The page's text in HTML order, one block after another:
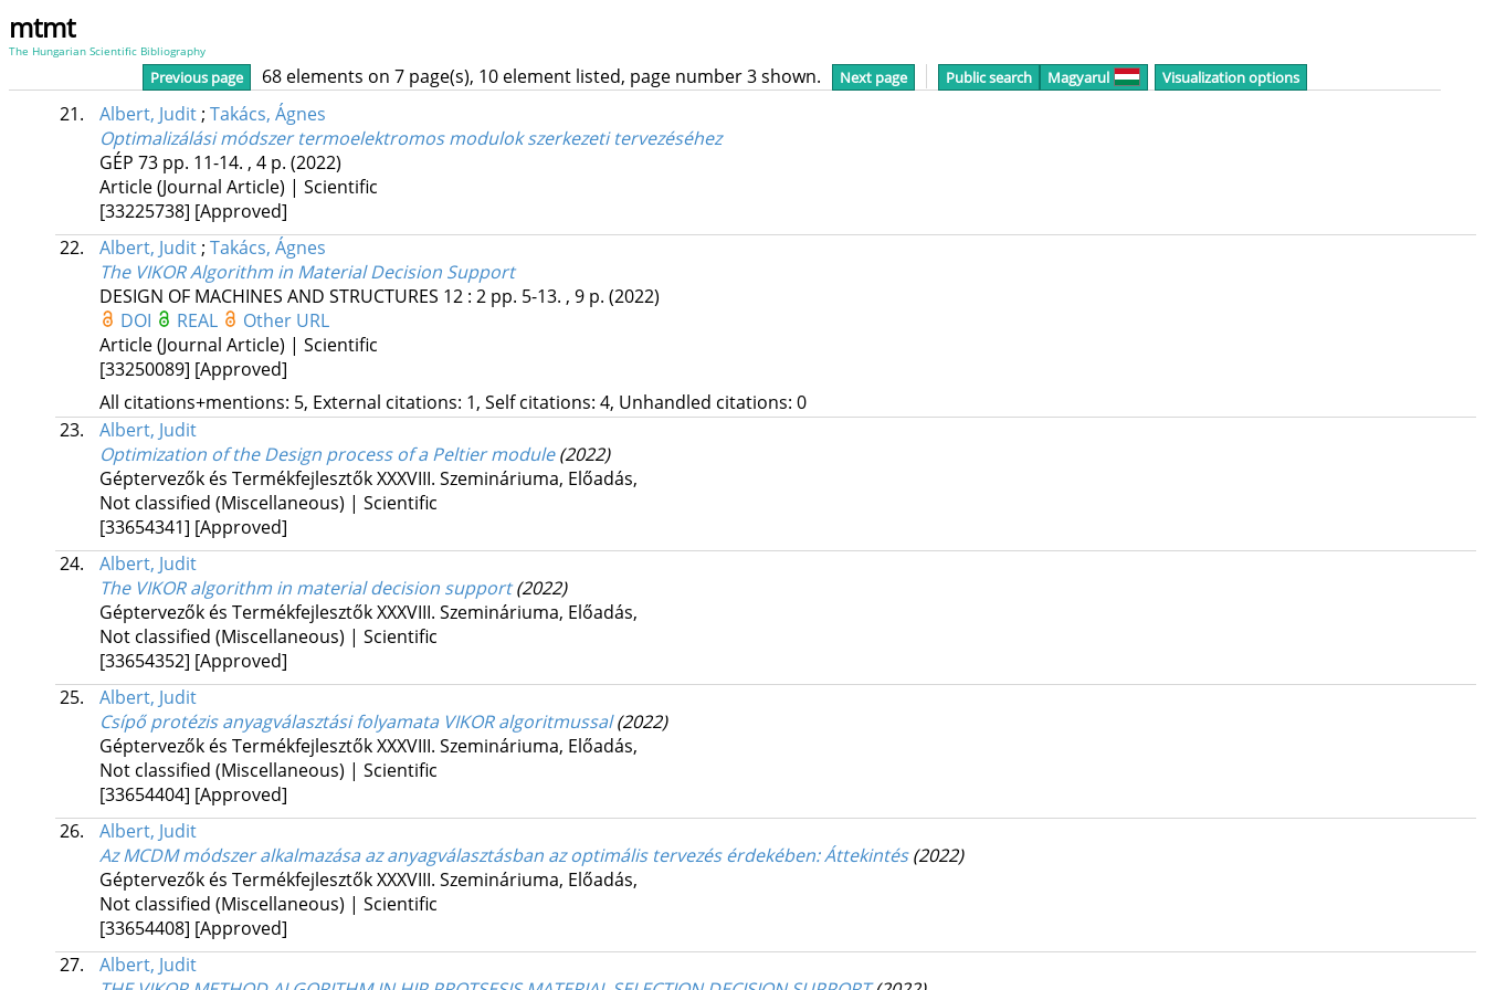
mtmt
The Hungarian Scientific Bibliography
Previous page 68 elements on 7 page(s), 10 element listed, page number 3 shown. Next page Public search Magyarul Visualization options
21. Albert, Judit; Takács, Ágnes
Optimalizálási módszer termoelektromos modulok szerkezeti tervezéséhez
GÉP 73 pp. 11-14. , 4 p. (2022)
Article (Journal Article) | Scientific
[33225738] [Approved]
22.
Albert, Judit; Takács, Ágnes
The VIKOR Algorithm in Material Decision Support
DESIGN OF MACHINES AND STRUCTURES 12: 2 pp. 5-13. , 9 p. (2022)
DOI
REAL
Other URL
Article (Journal Article) | Scientific
[33250089] [Approved]
All citations+mentions: 5, External citations: 1, Self citations: 4, Unhandled citations: 0
23.
Albert, Judit
Optimization of the Design process of a Peltier module (2022)
Géptervezők és Termékfejlesztők XXXVIII. Szemináriuma, Előadás,
Not classified (Miscellaneous) | Scientific
[33654341] [Approved]
24.
Albert, Judit
The VIKOR algorithm in material decision support (2022)
Géptervezők és Termékfejlesztők XXXVIII. Szemináriuma, Előadás,
Not classified (Miscellaneous) | Scientific
[33654352] [Approved]
25.
Albert, Judit
Csípő protézis anyagválasztási folyamata VIKOR algoritmussal (2022)
Géptervezők és Termékfejlesztők XXXVIII. Szemináriuma, Előadás,
Not classified (Miscellaneous) | Scientific
[33654404] [Approved]
26.
Albert, Judit
Az MCDM módszer alkalmazása az anyagválasztásban az optimális tervezés érdekében: Áttekintés (2022)
Géptervezők és Termékfejlesztők XXXVIII. Szemináriuma, Előadás,
Not classified (Miscellaneous) | Scientific
[33654408] [Approved]
27.
Albert, Judit